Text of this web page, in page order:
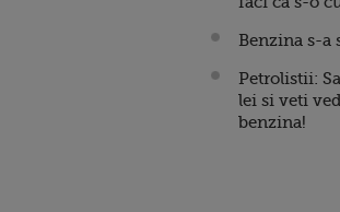
Benzina s-a
Petrolistii:
lei si veti
benzina!